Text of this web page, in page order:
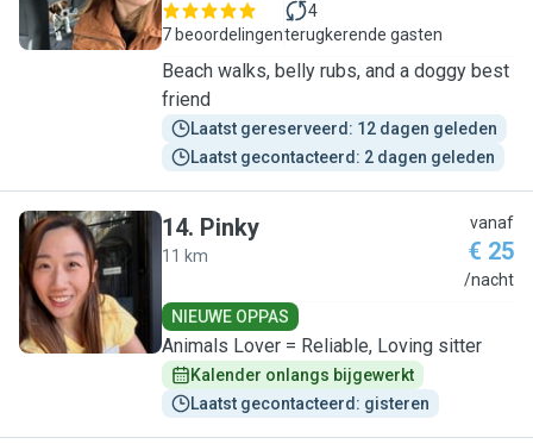
7 beoordelingen
4
terugkerende gasten
Beach walks, belly rubs, and a doggy best
friend
Laatst gereserveerd: 12 dagen geleden
Laatst gecontacteerd: 2 dagen geleden
P
14. Pinky
11 km
vanaf
€ 25
/nacht
NIEUWE OPPAS
Animals Lover = Reliable, Loving sitter
Kalender onlangs bijgewerkt
Laatst gecontacteerd: gisteren